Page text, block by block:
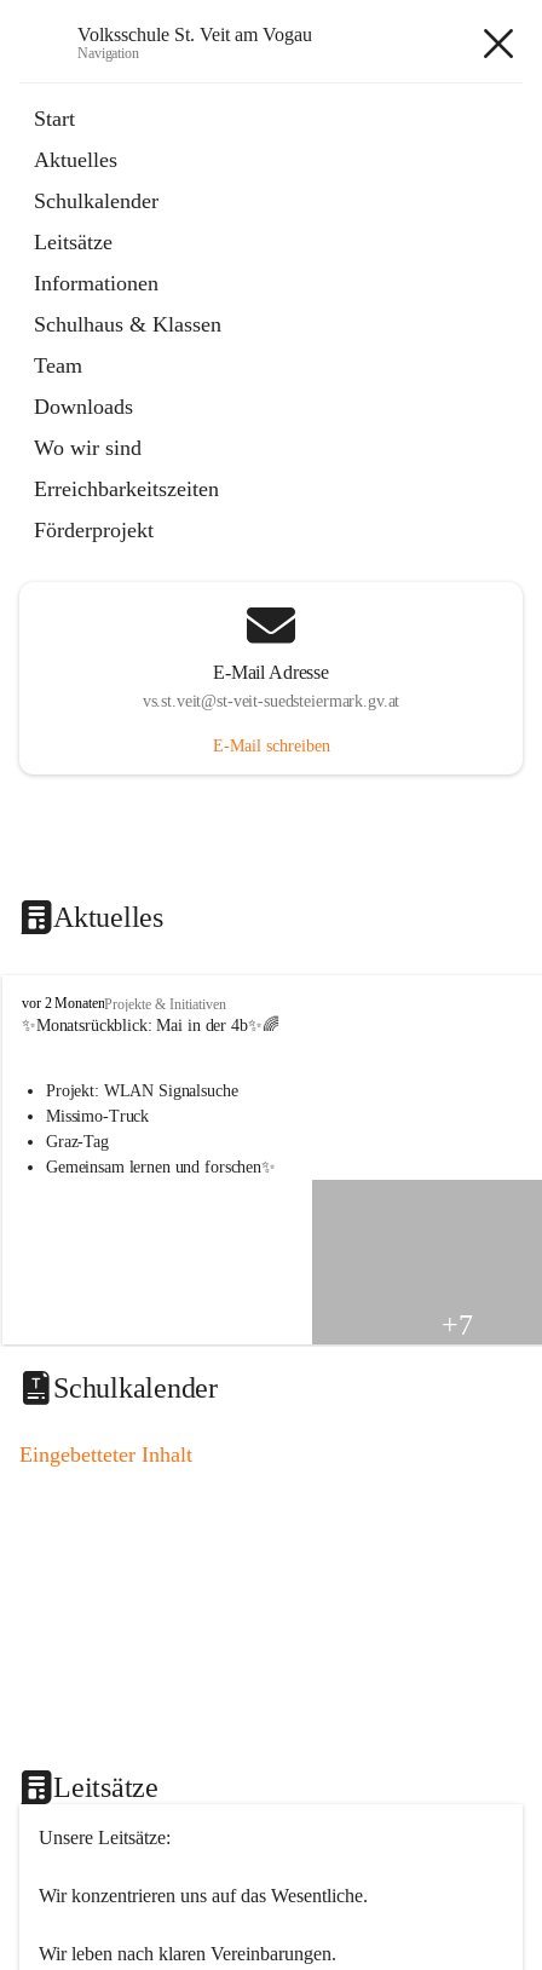
Volksschule St. Veit am Vogau
Navigation
Start
Aktuelles
Schulkalender
Leitsätze
Informationen
Schulhaus & Klassen
Team
Downloads
Wo wir sind
Erreichbarkeitszeiten
Förderprojekt
E-Mail Adresse
vs.st.veit@st-veit-suedsteiermark.gv.at
E-Mail schreiben
Aktuelles
V
o
s
s
c
i
t
a
o
vor 2 MonatenProjekte & Initiativen
✨Monatsrückblick: Mai in der 4b✨🌈
Projekt: WLAN Signalsuche
Missimo-Truck
Graz-Tag
Gemeinsam lernen und forschen✨
+7
Schulkalender
Eingebetteter Inhalt
Leitsätze
Unsere Leitsätze:
Wir konzentrieren uns auf das Wesentliche.
Wir leben nach klaren Vereinbarungen.